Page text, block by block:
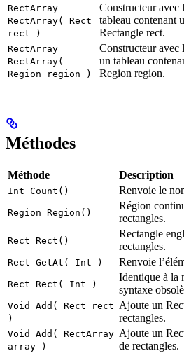
RectArray
RectArray( Rect
rect )
Constructeur avec
tableau contenant
Rectangle rect.
RectArray
RectArray(
Region region )
Constructeur avec
un tableau
Region region.
Méthodes
Méthode Description
Int Count() Renvoie le
Region Region()
Région
rectangles.
Rect Rect()
Rectangle
rectangles.
Rect GetAt( Int ) Renvoie
Rect Rect( Int )
Identique à la
syntaxe
Void Add( Rect rect
)
Ajoute un
rectangles.
Void Add( RectArray
array )
Ajoute un
de rectangles.